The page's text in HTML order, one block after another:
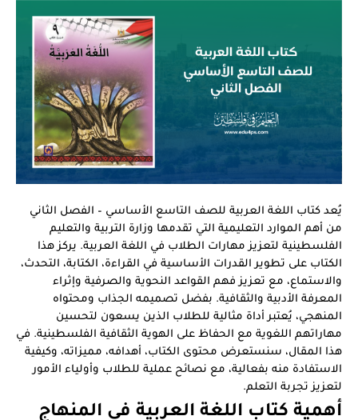
يُعد كتاب اللغة العربية للصف التاسع الأساسي – الفصل الثاني
من أهم الموارد التعليمية التي تقدمها وزارة التربية والتعليم
الفلسطينية لتعزيز مهارات الطلاب في اللغة العربية. يركز هذا
الكتاب على تطوير القدرات الأساسية في القراءة، الكتابة، التحدث،
والاستماع، مع تعزيز فهم القواعد النحوية والصرفية وإثراء
المعرفة الأدبية والثقافية. بفضل تصميمه الجذاب ومحتواه
المنهجي، يُعتبر أداة مثالية للطلاب الذين يسعون لتحسين
مهاراتهم اللغوية مع الحفاظ على الهوية الثقافية الفلسطينية. في
هذا المقال، سنستعرض محتوى الكتاب، أهدافه، مميزاته، وكيفية
الاستفادة منه بفعالية، مع نصائح عملية للطلاب وأولياء الأمور
لتعزيز تجربة التعلم.
أهمية كتاب اللغة العربية في المنهاج